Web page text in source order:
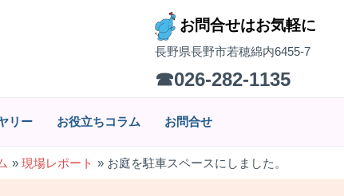
お問合せはお気軽に
長野県長野市若穂綿内6455-7
☎026-282-1135
リー お役立ちコラム お問合せ
現場レポート お庭を駐車スペースにしました。